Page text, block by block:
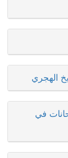
الهجري
في